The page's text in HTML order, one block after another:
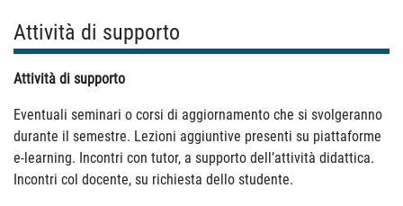
Attività di supporto
Attività di supporto
Eventuali seminari o corsi di aggiornamento che si svolgeranno
durante il semestre. Lezioni aggiuntive presenti su piattaforme
e-learning. Incontri con tutor, a supporto dell’attività didattica.
Incontri col docente, su richiesta dello studente.